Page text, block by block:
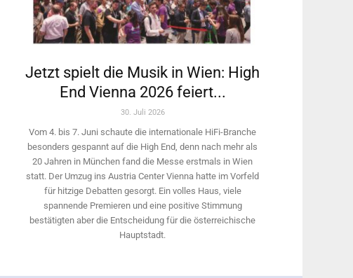
Jetzt spielt die Musik in Wien: High
End Vienna 2026 feiert...
30. Juli 2026
Vom 4. bis 7. Juni schaute die internationale HiFi-Branche
besonders gespannt auf die High End, denn nach mehr als
20 Jahren in München fand die Messe erstmals in Wien
statt. Der Umzug ins Austria Center Vienna hatte im Vorfeld
für hitzige Debatten gesorgt. Ein volles Haus, viele
spannende Premieren und eine positive Stimmung
bestätigten aber die Entscheidung für die österreichische
Hauptstadt.